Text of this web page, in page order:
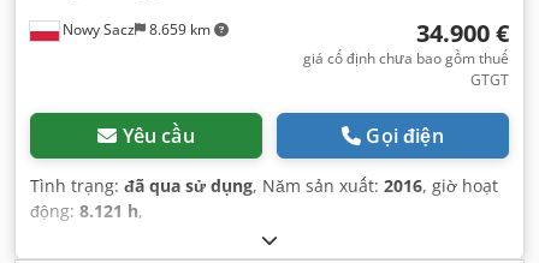
Nowy Sacz 8.659 km 34.900 €
giá cố định chưa bao gồm thuế
GTGT
Yêu cầu Gọi điện
Tình trạng: đã qua sử dụng, Năm sản xuất: 2016, giờ hoạt
động: 8.121 h,